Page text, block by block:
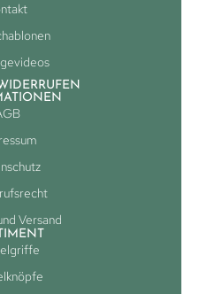
Versand